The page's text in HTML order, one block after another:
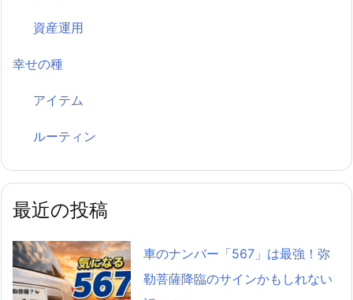
資産運用
幸せの種
アイテム
ルーティン
最近の投稿
車のナンバー「567」は最強！弥
勒菩薩降臨のサインかもしれない